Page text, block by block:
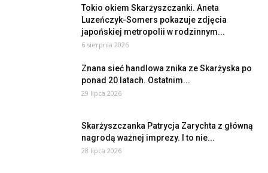
Tokio okiem Skarżyszczanki. Aneta
Luzeńczyk-Somers pokazuje zdjęcia
japońskiej metropolii w rodzinnym...
6 sierpnia 2026
Znana sieć handlowa znika ze Skarżyska po
ponad 20 latach. Ostatnim...
29 lipca 2026
Skarżyszczanka Patrycja Zarychta z główną
nagrodą ważnej imprezy. I to nie...
28 lipca 2026